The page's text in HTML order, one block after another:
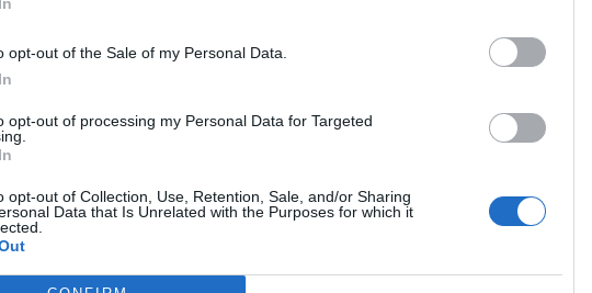
opt-out of the Sale of my Personal Data.
opt-out of processing my Personal Data for Targeted
opt-out of Collection, Use, Retention, Sale, and/or Sharing
Data that Is Unrelated with the Purposes for which it
czeka nas „miękkie lądowanie”, czy spóźniona recesja? Analiza
2026” rzuca światło na te dylematy, kreśląc scenariusze,
Gra o miękkie lądowanie
gospodarka przypomina obecnie linoskoczka, który balansuje między